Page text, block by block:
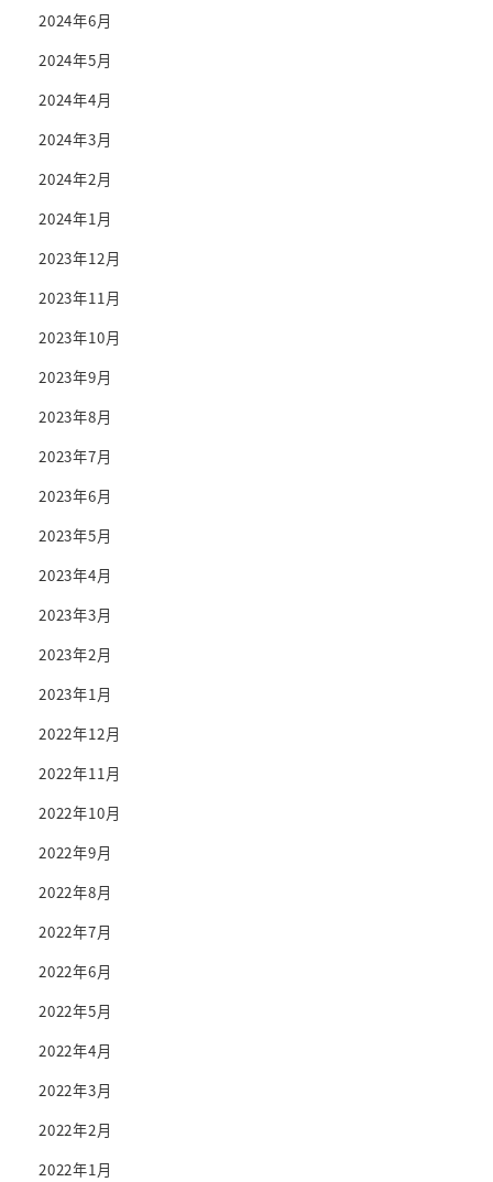
2024年6月
2024年5月
2024年4月
2024年3月
2024年2月
2024年1月
2023年12月
2023年11月
2023年10月
2023年9月
2023年8月
2023年7月
2023年6月
2023年5月
2023年4月
2023年3月
2023年2月
2023年1月
2022年12月
2022年11月
2022年10月
2022年9月
2022年8月
2022年7月
2022年6月
2022年5月
2022年4月
2022年3月
2022年2月
2022年1月